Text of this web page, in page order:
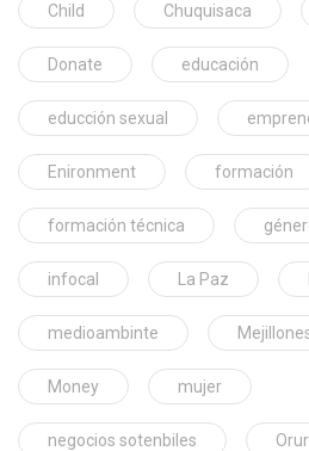
Child Chuquisaca
Donate educación
educción sexual
Enironment formación
formación técnica
infocal La Paz
medioambinte
Money mujer
negocios sotenbiles